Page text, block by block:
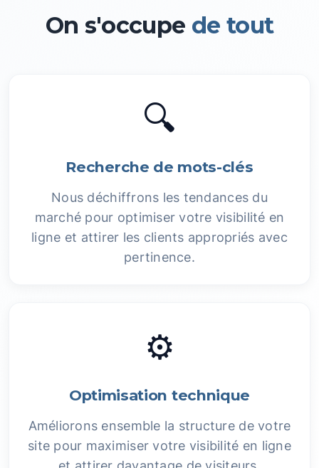
On s'occupe de tout
🔍
Recherche de mots-clés
Nous déchiffrons les tendances du
marché pour optimiser votre visibilité en
ligne et attirer les clients appropriés avec
pertinence.
⚙️
Optimisation technique
Améliorons ensemble la structure de votre
site pour maximiser votre visibilité en ligne